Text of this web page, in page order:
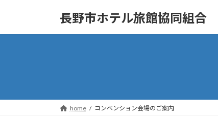
長野市ホテル旅館協同組合
home コンベンション会場のご案内